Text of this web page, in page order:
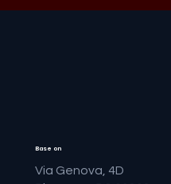
Via Genova, 4D
Base on